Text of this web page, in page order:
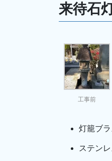
来待石
工事前
灯籠ブ
ステン